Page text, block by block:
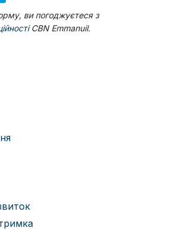
ви погоджуєтеся з
CBN Emmanuil.